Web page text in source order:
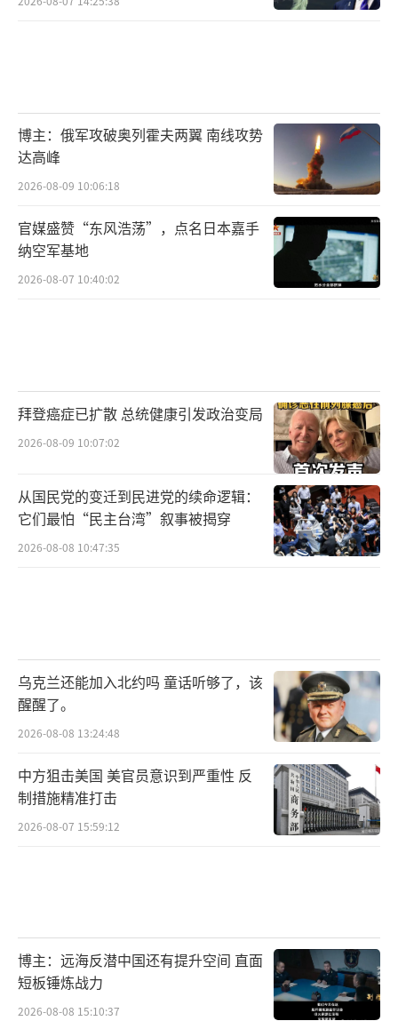
博主：俄军攻破奥列霍夫两翼 南线攻势
达高峰
2026-08-09 10:06:18
官媒盛赞“东风浩荡”，点名日本嘉手
纳空军基地
2026-08-07 10:40:02
拜登癌症已扩散 总统健康引发政治变局
2026-08-09 10:07:02
从国民党的变迁到民进党的续命逻辑：
它们最怕“民主台湾”叙事被揭穿
2026-08-08 10:47:35
乌克兰还能加入北约吗 童话听够了，该
醒醒了。
2026-08-08 13:24:48
中方狙击美国 美官员意识到严重性 反
制措施精准打击
2026-08-07 15:59:12
博主：远海反潜中国还有提升空间 直面
短板锤炼战力
2026-08-08 15:10:37